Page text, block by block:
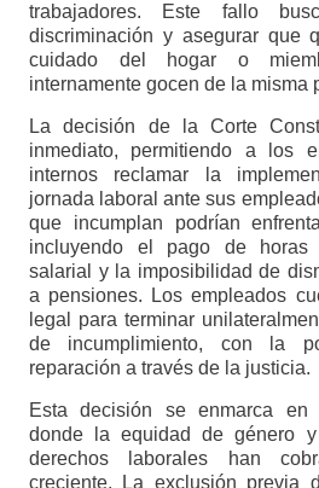
trabajadores. Este fallo
discriminación y asegurar que
cuidado del hogar o
internamente gocen de la misma
La decisión de la Corte
inmediato, permitiendo a los
internos reclamar la
jornada laboral ante sus
que incumplan podrían
incluyendo el pago de horas
salarial y la imposibilidad de
a pensiones. Los empleados
legal para terminar
de incumplimiento, con la
reparación a través de la justicia.
Esta decisión se enmarca en
donde la equidad de género
derechos laborales han
creciente. La exclusión previa